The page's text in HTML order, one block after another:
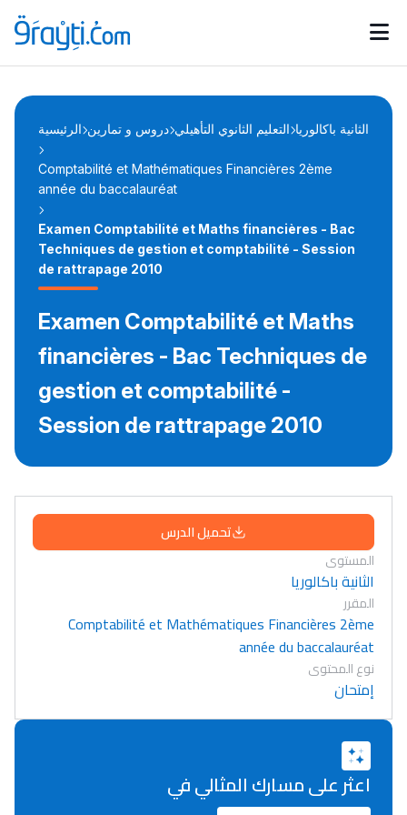
Catégories
d'actualités
Annonces bourses
الرئيسية دروس و تمارين التعليم الثانوي التأهيلي الثانية باكالوريا
Comptabilité et Mathématiques Financières 2ème
année du baccalauréat
Examen Comptabilité et Maths financières - Bac
Techniques de gestion et comptabilité - Session
de rattrapage 2010
Examen Comptabilité et Maths
financières - Bac Techniques de
gestion et comptabilité -
Session de rattrapage 2010
تحميل الدرس
المستوى
الثانية باكالوريا
المقرر
Comptabilité et Mathématiques Financières 2ème
année du baccalauréat
نوع المحتوى
إمتحان
اعثر على مسارك المثالي في